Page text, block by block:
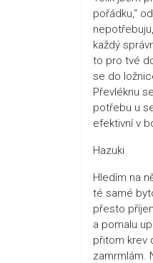
pořádku,“
každý
to pro tvé
se do
Převléknu
potřebu u
efektivní v
Hazuki
Hledím na
té samé
přesto
a pomalu
přitom krev
zamrmlám.